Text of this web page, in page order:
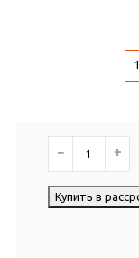
− +
Купить в